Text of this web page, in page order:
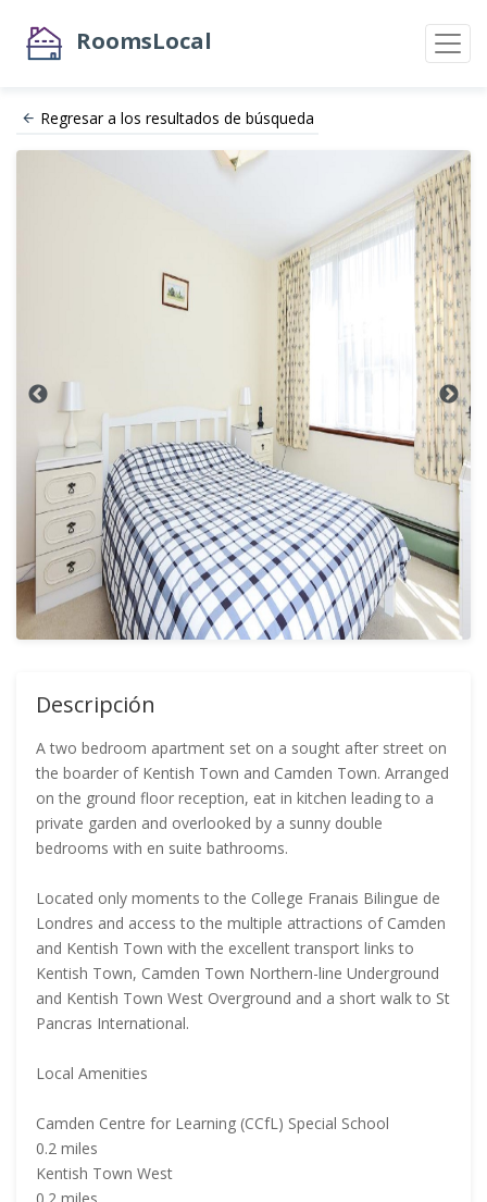
RoomsLocal
Regresar a los resultados de búsqueda
Descripción
A two bedroom apartment set on a sought after street on
the boarder of Kentish Town and Camden Town. Arranged
on the ground floor reception, eat in kitchen leading to a
private garden and overlooked by a sunny double
bedrooms with en suite bathrooms.
Located only moments to the College Franais Bilingue de
Londres and access to the multiple attractions of Camden
and Kentish Town with the excellent transport links to
Kentish Town, Camden Town Northern-line Underground
and Kentish Town West Overground and a short walk to St
Pancras International.
Local Amenities
Camden Centre for Learning (CCfL) Special School
0.2 miles
Kentish Town West